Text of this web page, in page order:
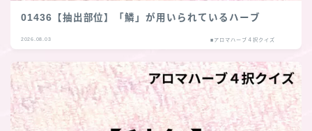
01436【抽出部位】「鱗」が用いられているハーブ
2026.08.03 ■アロマハーブ４択クイズ